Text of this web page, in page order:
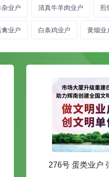
杂业户 清真牛羊肉业户 煎
禽业户 白条鸡业户 黄烟业
276号 蛋类业户